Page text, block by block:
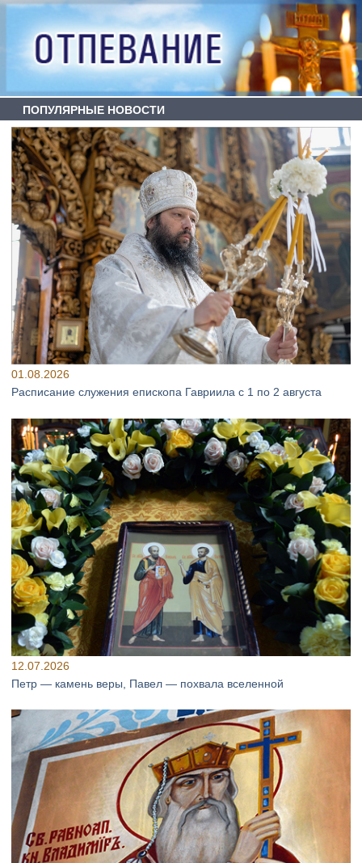
ПОПУЛЯРНЫЕ НОВОСТИ
01.08.2026
Расписание служения епископа Гавриила с 1 по 2 августа
12.07.2026
Петр — камень веры, Павел — похвала вселенной